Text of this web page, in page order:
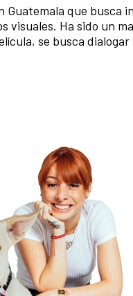
que busca
visuales. Ha sido un
se busca